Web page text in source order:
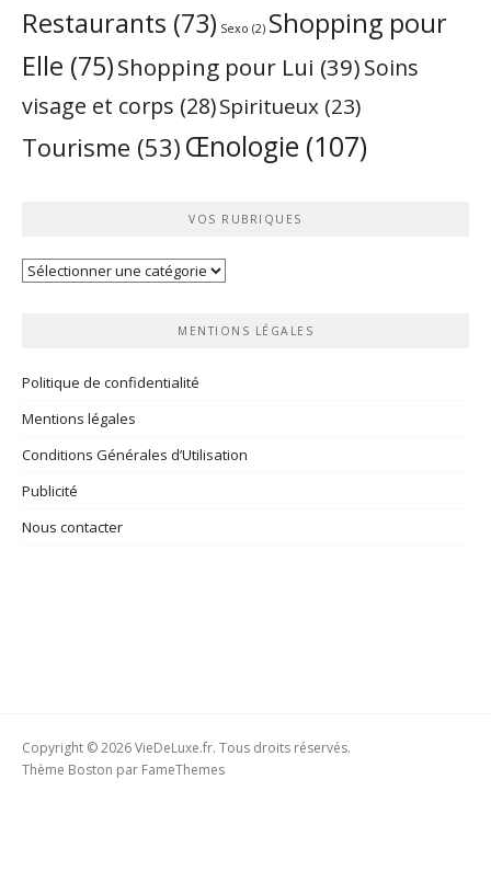
Restaurants (73) Sexo (2) Shopping pour
Elle (75)Shopping pour Lui (39)Soins
visage et corps (28)Spiritueux (23)
Tourisme (53) Œnologie (107)
VOS RUBRIQUES
Vos
MENTIONS LÉGALES
Politique de confidentialité
Mentions légales
Conditions Générales d’Utilisation
Publicité
Nous contacter
Copyright © 2026 VieDeLuxe.fr. Tous droits réservés.
Thème Boston par FameThemes